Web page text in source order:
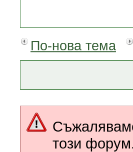
По-нова тема
този